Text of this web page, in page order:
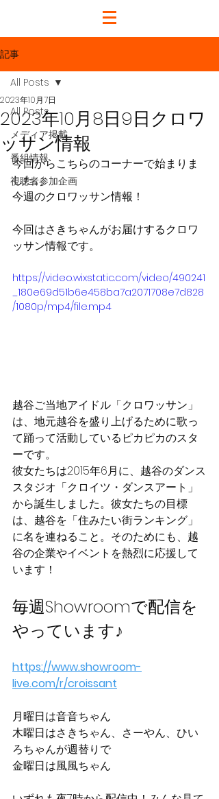
記事
All Posts
メディア掲載
番組情報
視聴者参加企画
All Posts
2023年10月8日9日クロワ
ッサン情報
2023年10月7日
今回からこちらのコーナーで始まりま
した。
今週のクロワッサン情報！
今回はさきちゃんがお届けするクロワ
ッサン情報です。
https://video.wixstatic.com/video/490241
_180e69d51b6e458ba7a2071708e7d828
/1080p/mp4/file.mp4
越谷ご当地アイドル「クロワッサン」
は、地元越谷を盛り上げるために歌っ
て踊って活動しているピカピカのスタ
ーです。
彼女たちは2015年6月に、越谷のダンス
スタジオ「クロイツ・ダンスアート」
から誕生しました。彼女たちの目標
は、越谷を「住みたい街ランキング」
に名を連ねること。そのためにも、越
谷の企業やイベントを熱烈に応援して
います！
毎週Showroomで配信を
やっています♪
https://www.showroom-
live.com/r/croissant
月曜日は音音ちゃん
木曜日はさきちゃん、さーやん、ひい
ろちゃんが週替りで
金曜日は風風ちゃん